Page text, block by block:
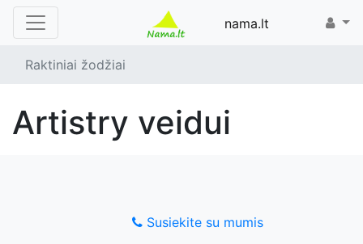
nama.lt
Raktiniai žodžiai
artistry veidui
Susiekite su mumis